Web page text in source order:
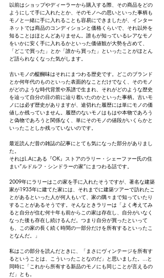
以前はショップやディーラーから購入する際、その商品をどの
ようにして手に入れたとか、そのモノへの思いといった事柄も
モノと一緒に手に入れることも容易にできましたが、インター
ネットでは商品のコンディションと価格くらいで、それ以外を
知ることはほとんどありません。誰もが知っているレアなモノ
をいかに安く手に入れるかといった価値観が大勢を占めて、
「どこで買った」とか「誰から買った」といったことがほとん
ど語られなくなった気がします。
古いモノの醍醐味はそれにまつわる歴史です。どこのブランド
とか何年代のものといった表面的なことだけでなく、そのモノ
がどのような時代背景や系譜で生まれ、それがどのような歴史
を辿って自分の目の前に辿り着いたのかといった事柄。古いモ
ノには必ず歴史がありますが、途切れた履歴には単にモノの価
値しか残っていません。履歴のないモノはもはや本物であろう
と偽物であろうと関係なく、単にそのモノの値段がいくらかと
いったことしか残っていないのです。
最近読んだ昔の雑誌の記事にとても気になった部分がありまし
た。
それはL.Aにある『OK』ストアのラリー・シェーファー氏の住
まい”ルドルフ・シンドラーの家”にまつわる話です。
2009年にラリーはこの家を手に入れたそうですが、著名な建築
家が1935年に建てた家には、それまでに建築ツアーで訪れたこ
とがあるといった人が何人もいて、家の隅々まで知っていたり
することがあるそうです。そんなときラリーは「よく考えてみ
ると自分が住む何十年も前からこの家は存在し、自分がいなく
なった後も存在し続けるんだ。つまり自分が買ったといって
も、この家の長く続く時間の一部分だけを所有するといったこ
となんだ。」
私はこの部分を読んだときに、「まさにヴィンテージを所有す
るということは、こういったことなのだ」と思いました。...と
同時に「これから所有する新品のモノにも同じことが言えるの
だ」とも。